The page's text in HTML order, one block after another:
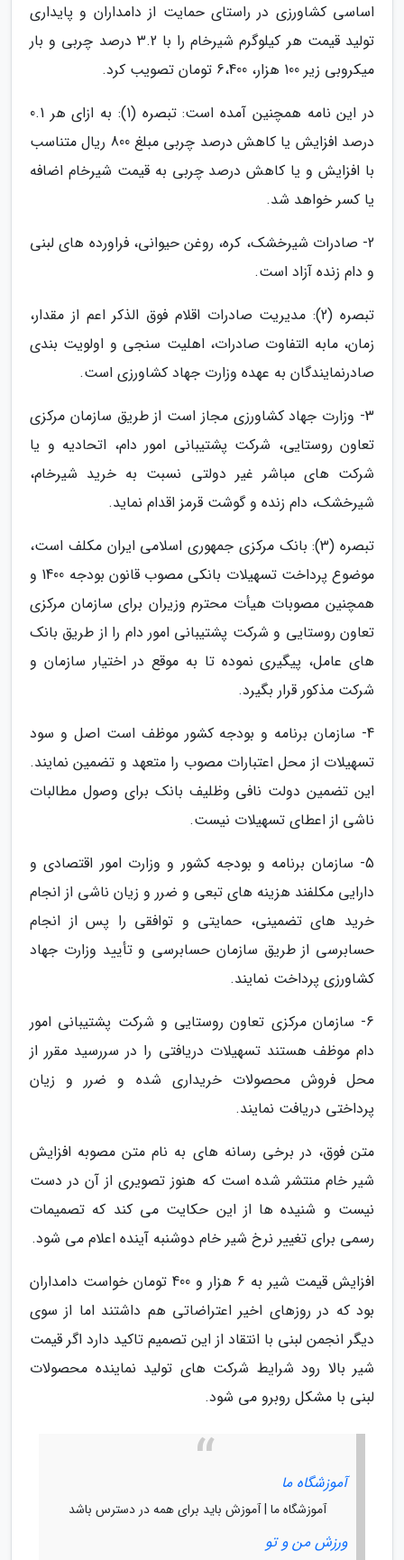
اساسی کشاورزی در راستای حمایت از دامداران و پایداری
تولید قیمت هر کیلوگرم شیرخام را با 3.2 درصد چربی و بار
میکروبی زیر 100 هزار، 6،400 تومان تصویب کرد.
در این نامه همچنین آمده است: تبصره (1): به ازای هر 0.1
درصد افزایش یا کاهش درصد چربی مبلغ 800 ریال متناسب
با افزایش و یا کاهش درصد چربی به قیمت شیرخام اضافه
یا کسر خواهد شد.
2- صادرات شیرخشک، کره، روغن حیوانی، فراورده های لبنی
و دام زنده آزاد است.
تبصره (2): مدیریت صادرات اقلام فوق الذکر اعم از مقدار،
زمان، مابه التفاوت صادرات، اهلیت سنجی و اولویت بندی
صادرنمایندگان به عهده وزارت جهاد کشاورزی است.
3- وزارت جهاد کشاورزی مجاز است از طریق سازمان مرکزی
تعاون روستایی، شرکت پشتیبانی امور دام، اتحادیه و یا
شرکت های مباشر غیر دولتی نسبت به خرید شیرخام،
شیرخشک، دام زنده و گوشت قرمز اقدام نماید.
تبصره (3): بانک مرکزی جمهوری اسلامی ایران مکلف است،
موضوع پرداخت تسهیلات بانکی مصوب قانون بودجه 1400 و
همچنین مصوبات هیأت محترم وزیران برای سازمان مرکزی
تعاون روستایی و شرکت پشتیبانی امور دام را از طریق بانک
های عامل، پیگیری نموده تا به موقع در اختیار سازمان و
شرکت مذکور قرار بگیرد.
4- سازمان برنامه و بودجه کشور موظف است اصل و سود
تسهیلات از محل اعتبارات مصوب را متعهد و تضمین نمایند.
این تضمین دولت نافی وظلیف بانک برای وصول مطالبات
ناشی از اعطای تسهیلات نیست.
5- سازمان برنامه و بودجه کشور و وزارت امور اقتصادی و
دارایی مکلفند هزینه های تبعی و ضرر و زیان ناشی از انجام
خرید های تضمینی، حمایتی و توافقی را پس از انجام
حسابرسی از طریق سازمان حسابرسی و تأیید وزارت جهاد
کشاورزی پرداخت نمایند.
6- سازمان مرکزی تعاون روستایی و شرکت پشتیبانی امور
دام موظف هستند تسهیلات دریافتی را در سررسید مقرر از
محل فروش محصولات خریداری شده و ضرر و زیان
پرداختی دریافت نمایند.
متن فوق، در برخی رسانه های به نام متن مصوبه افزایش
شیر خام منتشر شده است که هنوز تصویری از آن در دست
نیست و شنیده ها از این حکایت می کند که تصمیمات
رسمی برای تغییر نرخ شیر خام دوشنبه آینده اعلام می شود.
افزایش قیمت شیر به 6 هزار و 400 تومان خواست دامداران
بود که در روزهای اخیر اعتراضاتی هم داشتند اما از سوی
دیگر انجمن لبنی با انتقاد از این تصمیم تاکید دارد اگر قیمت
شیر بالا رود شرایط شرکت های تولید نماینده محصولات
لبنی با مشکل روبرو می شود.
آموزشگاه ما
آموزشگاه ما | آموزش باید برای همه در دسترس باشد
ورزش من و تو